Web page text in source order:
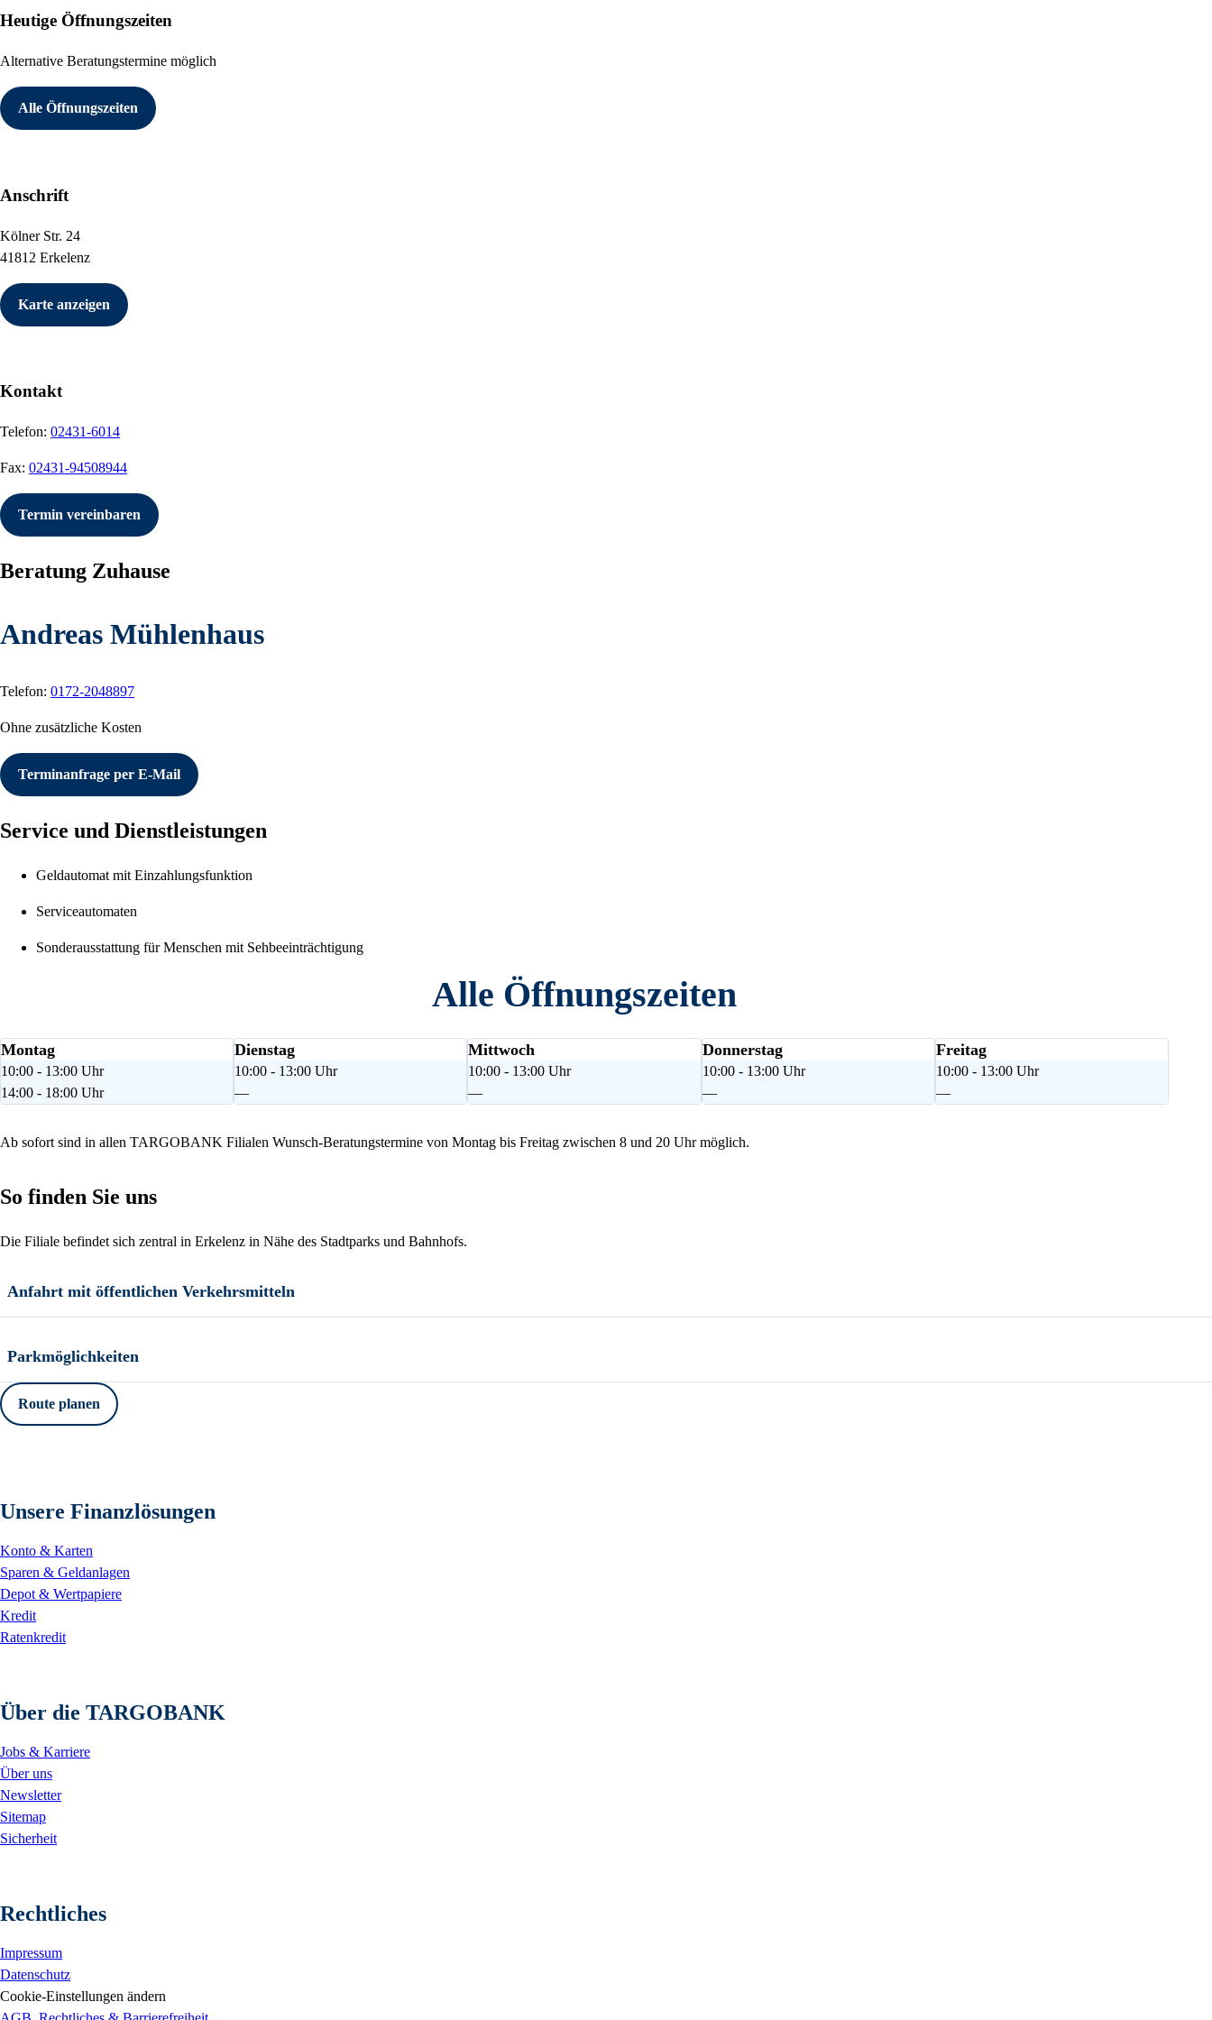
Heutige Öffnungszeiten
Alternative Beratungstermine möglich
Alle Öffnungszeiten
Anschrift
Kölner Str. 24
41812 Erkelenz
Karte anzeigen
Kontakt
Telefon: 02431-6014
Fax: 02431-94508944
Termin vereinbaren
Beratung Zuhause
Andreas Mühlenhaus
Telefon: 0172-2048897
Ohne zusätzliche Kosten
Terminanfrage per E-Mail
Service und Dienstleistungen
Geldautomat mit Einzahlungsfunktion
Serviceautomaten
Sonderausstattung für Menschen mit Sehbeeinträchtigung
Alle Öffnungszeiten
Montag
10:00 - 13:00 Uhr
14:00 - 18:00 Uhr
Dienstag
10:00 - 13:00 Uhr
—
Mittwoch
10:00 - 13:00 Uhr
—
Donnerstag
10:00 - 13:00 Uhr
—
Freitag
10:00 - 13:00 Uhr
—
Ab sofort sind in allen TARGOBANK Filialen Wunsch-Beratungstermine von Montag bis Freitag zwischen 8 und 20 Uhr möglich.
So finden Sie uns
Die Filiale befindet sich zentral in Erkelenz in Nähe des Stadtparks und Bahnhofs.
Anfahrt mit öffentlichen Verkehrsmitteln
Parkmöglichkeiten
Route planen
Unsere Finanzlösungen
Konto & Karten
Sparen & Geldanlagen
Depot & Wertpapiere
Kredit
Ratenkredit
Über die TARGOBANK
Jobs & Karriere
Über uns
Newsletter
Sitemap
Sicherheit
Rechtliches
Impressum
Datenschutz
Cookie-Einstellungen ändern